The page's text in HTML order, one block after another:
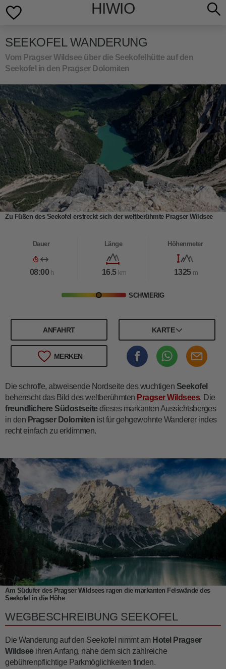
HIWIO
SEEKOFEL WANDERUNG
Vom Pragser Wildsee über die Seekofelhütte auf den
Seekofel in den Pragser Dolomiten
Zu Füßen des Seekofel erstreckt sich der weltberühmte Pragser Wildsee
Dauer
08:00 h
Länge
16.5 km
Höhenmeter
1325 m
SCHWIERIG
ANFAHRT KARTE
MERKEN
Die schroffe, abweisende Nordseite des wuchtigen Seekofel
beherrscht das Bild des weltberühmten Pragser Wildsees. Die
freundlichere Südostseitedieses markanten Aussichtsberges
in den Pragser Dolomiten ist für gehgewohnte Wanderer indes
recht einfach zu erklimmen.
Am Südufer des Pragser Wildsees ragen die markanten Felswände des
Seekofel in die Höhe
WEGBESCHREIBUNG SEEKOFEL
Die Wanderung auf den Seekofel nimmt am Hotel Pragser
Wildseeihren Anfang, nahe dem sich zahlreiche
gebührenpflichtige Parkmöglichkeiten finden.